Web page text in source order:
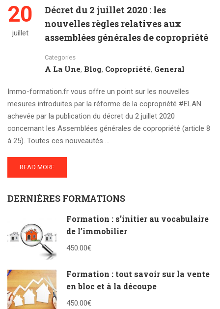
20
juillet
Décret du 2 juillet 2020 : les
nouvelles règles relatives aux
assemblées générales de copropriété
Categories
A La Une, Blog, Copropriété, General
Immo-formation.fr vous offre un point sur les nouvelles
mesures introduites par la réforme de la copropriété #ELAN
achevée par la publication du décret du 2 juillet 2020
concernant les Assemblées générales de copropriété (article 8
à 25). Toutes ces nouveautés …
READ MORE
DERNIÈRES FORMATIONS
Formation : s’initier au vocabulaire
de l’immobilier
450.00€
Formation : tout savoir sur la vente
en bloc et à la découpe
450.00€